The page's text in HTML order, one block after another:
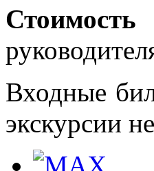
Стоимость
Входные
экскурсии